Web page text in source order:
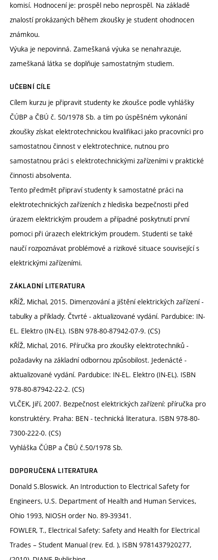
komisí. Hodnocení je: prospěl nebo neprospěl. Na základě
znalostí prokázaných během zkoušky je student ohodnocen
známkou.
Výuka je nepovinná. Zameškaná výuka se nenahrazuje,
zameškaná látka se doplňuje samostatným studiem.
UČEBNÍ CÍLE
Cílem kurzu je připravit studenty ke zkoušce podle vyhlášky
ČÚBP a ČBÚ č. 50/1978 Sb. a tím po úspěšném vykonání
zkoušky získat elektrotechnickou kvalifikaci jako pracovníci pro
samostatnou činnost v elektrotechnice, nutnou pro
samostatnou práci s elektrotechnickými zařízeními v praktické
činnosti absolventa.
Tento předmět připraví studenty k samostatné práci na
elektrotechnických zařízeních z hlediska bezpečnosti před
úrazem elektrickým proudem a případné poskytnutí první
pomoci při úrazech elektrickým proudem. Studenti se také
naučí rozpoznávat problémové a rizikové situace související s
elektrickými zařízeními.
ZÁKLADNÍ LITERATURA
KŘÍŽ, Michal, 2015. Dimenzování a jištění elektrických zařízení -
tabulky a příklady. Čtvrté - aktualizované vydání. Pardubice: IN-
EL. Elektro (IN-EL). ISBN 978-80-87942-07-9. (CS)
KŘÍŽ, Michal, 2016. Příručka pro zkoušky elektrotechniků -
požadavky na základní odbornou způsobilost. Jedenácté -
aktualizované vydání. Pardubice: IN-EL. Elektro (IN-EL). ISBN
978-80-87942-22-2. (CS)
VLČEK, Jiří, 2007. Bezpečnost elektrických zařízení: příručka pro
konstruktéry. Praha: BEN - technická literatura. ISBN 978-80-
7300-222-0. (CS)
Vyhláška ČÚBP a ČBÚ č.50/1978 Sb.
DOPORUČENÁ LITERATURA
Donald S.Bloswick. An Introduction to Electrical Safety for
Engineers, U.S. Department of Health and Human Services,
Ohio 1993, NIOSH order No. 89-39341.
FOWLER, T., Electrical Safety: Safety and Health for Electrical
Trades – Student Manual (rev. Ed. ), ISBN 9781437920277,